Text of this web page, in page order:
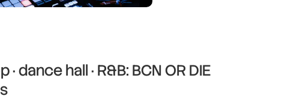
dance hall · R&B: BCN OR DIE